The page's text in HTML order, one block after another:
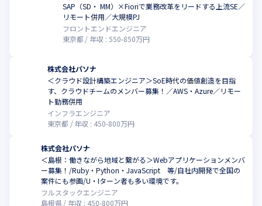
SAP（SD・ MM）×Fioriで業務改革をリードする上流SE／
リモート併用／大規模PJ
フロントエンドエンジニア
東京都
年収 : 550-850万円
株式会社パソナ
＜クラウド設計構築エンジニア＞SoE時代の価値創造を目指
す、クラウドチームのメンバー募集！／AWS・Azure／リモー
ト勤務併用
インフラエンジニア
東京都
年収 : 450-800万円
株式会社パソナ
＜島根：働きながら地域と繋がる＞Webアプリケーションメンバ
ー募集！/Ruby・Python・JavaScript 等/自社内開発で全国の
案件にも参画/U・Iターン者も多い環境です。
フルスタックエンジニア
島根県
年収 : 450-800万円